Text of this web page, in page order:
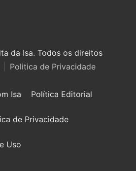
da Isa. Todos os direitos
Politica de Privacidade
Isa Política Editorial
de Privacidade
Uso